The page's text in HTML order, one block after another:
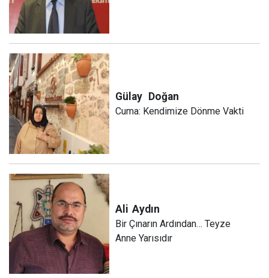
Gülay Doğan
Cuma: Kendimize Dönme Vakti
Ali Aydın
Bir Çınarın Ardından… Teyze
Anne Yarısıdır